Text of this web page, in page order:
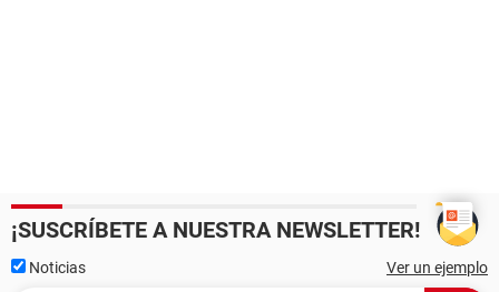
¡SUSCRÍBETE A NUESTRA NEWSLETTER!
Noticias Ver un ejemplo